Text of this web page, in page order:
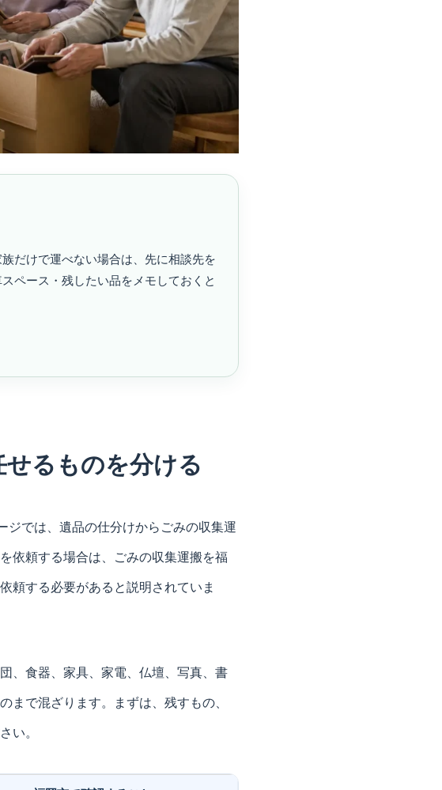
だけで運べない場合は、先に相談先を
ペース・残したい品をメモしておくと
るものを分ける
ジでは、遺品の仕分けからごみの収集運
依頼する場合は、ごみの収集運搬を福
頼する必要があると説明されていま
、食器、家具、家電、仏壇、写真、書
まで混ざります。まずは、残すもの、
い。